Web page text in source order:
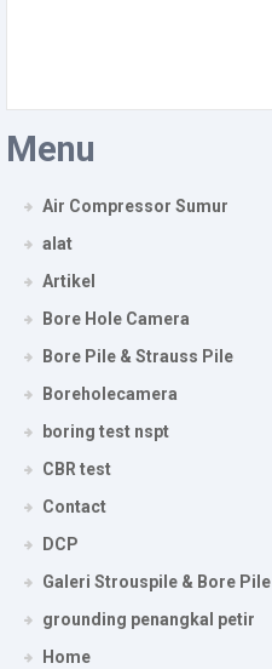
Menu
Air Compressor Sumur
alat
Artikel
Bore Hole Camera
Bore Pile & Strauss Pile
Boreholecamera
boring test nspt
CBR test
Contact
DCP
Galeri Strouspile & Bore Pile
grounding penangkal petir
Home